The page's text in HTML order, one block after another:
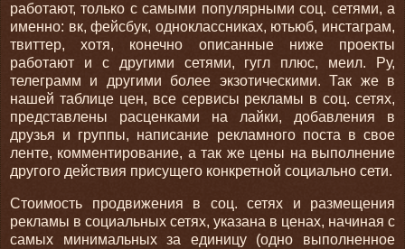
работают, только с самыми популярными соц. сетями, а
именно: вк, фейсбук, одноклассниках, ютьюб, инстаграм,
твиттер, хотя, конечно описанные ниже проекты
работают и с другими сетями, гугл плюс, меил. Ру,
телеграмм и другими более экзотическими. Так же в
нашей таблице цен, все сервисы рекламы в соц. сетях,
представлены расценками на лайки, добавления в
друзья и группы, написание рекламного поста в свое
ленте, комментирование, а так же цены на выполнение
другого действия присущего конкретной социально сети.
Стоимость продвижения в соц. сетях и размещения
рекламы в социальных сетях, указана в ценах, начиная с
самых минимальных за единицу (одно выполненное